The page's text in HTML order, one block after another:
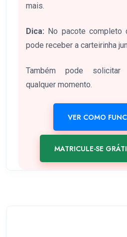
mais.
Dica: No pacote completo
pode receber a carteirinha
Também pode solicitar
qualquer momento.
VER COMO
MATRICULE-SE